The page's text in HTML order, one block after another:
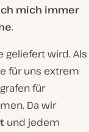
mich immer
.
geliefert wird. Als
für uns extrem
für
Da wir
und jedem